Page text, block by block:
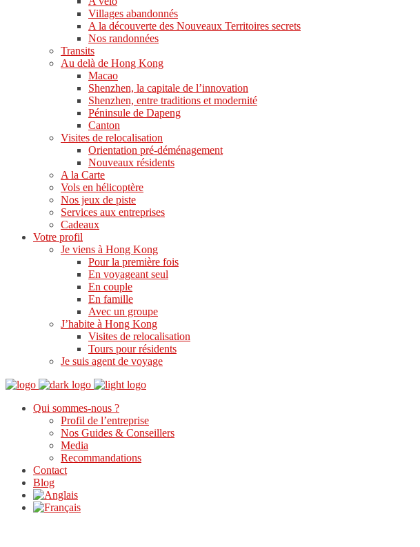
Villages abandonnés
A la découverte des Nouveaux Territoires secrets
Nos randonnées
Transits
Au delà de Hong Kong
Macao
Shenzhen, la capitale de l’innovation
Shenzhen, entre traditions et modernité
Péninsule de Dapeng
Canton
Visites de relocalisation
Orientation pré-déménagement
Nouveaux résidents
A la Carte
Vols en hélicoptère
Nos jeux de piste
Services aux entreprises
Cadeaux
Votre profil
Je viens à Hong Kong
Pour la première fois
En voyageant seul
En couple
En famille
Avec un groupe
J’habite à Hong Kong
Visites de relocalisation
Tours pour résidents
Je suis agent de voyage
Qui sommes-nous ?
Profil de l’entreprise
Nos Guides & Conseillers
Media
Recommandations
Contact
Blog